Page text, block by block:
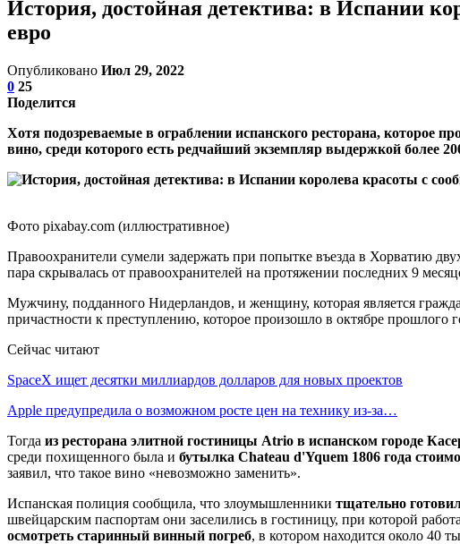
История, достойная детектива: в Испании
евро
Опубликовано Июл 29, 2022
0 25
Поделится
Хотя подозреваемые в ограблении испанского ресторана, которое
вино, среди которого есть редчайший экземпляр выдержкой более
Фото pixabay.com (иллюстративное)
Правоохранители сумели задержать при попытке въезда в Хорватию
пара скрывалась от правоохранителей на протяжении последних 9
Мужчину, подданного Нидерландов, и женщину, которая является
причастности к преступлению, которое произошло в октябре прошлого
Сейчас читают
SpaceX ищет десятки миллиардов долларов для новых проектов
Apple предупредила о возможном росте цен на технику из-за…
Тогда из ресторана элитной гостиницы Atrio в испанском городе
среди похищенного была и бутылка Chateau d'Yquem 1806 года
заявил, что такое вино «невозможно заменить».
Испанская полиция сообщила, что злоумышленники тщательно
швейцарским паспортам они заселились в гостиницу, при которой
осмотреть старинный винный погреб, в котором находится около 40